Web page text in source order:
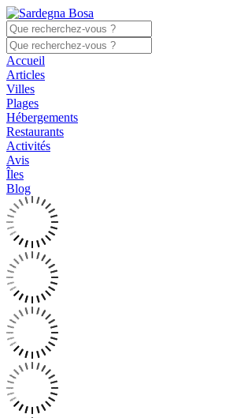
Accueil
Articles
Villes
Plages
Hébergements
Restaurants
Activités
Avis
Îles
Blog